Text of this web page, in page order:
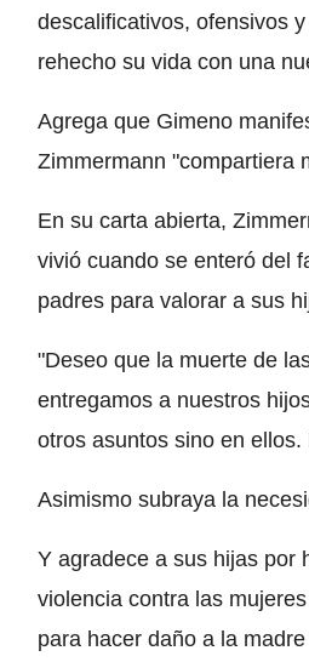
descalificativos, ofensivos
rehecho su vida con una
Agrega que Gimeno
Zimmermann "compartiera
En su carta abierta,
vivió cuando se enteró del
padres para valorar a sus
"Deseo que la muerte de
entregamos a nuestros
otros asuntos sino en
Asimismo subraya la
Y agradece a sus hijas por
violencia contra las
para hacer daño a la